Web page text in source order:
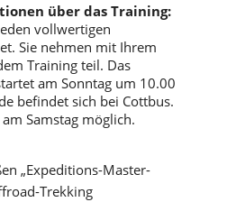
über das Training:
vollwertigen
Sie nehmen mit Ihrem
Training teil. Das
am Sonntag um 10.00
befindet sich bei Cottbus.
Samstag möglich.
„Expeditions-Master-
Trekking